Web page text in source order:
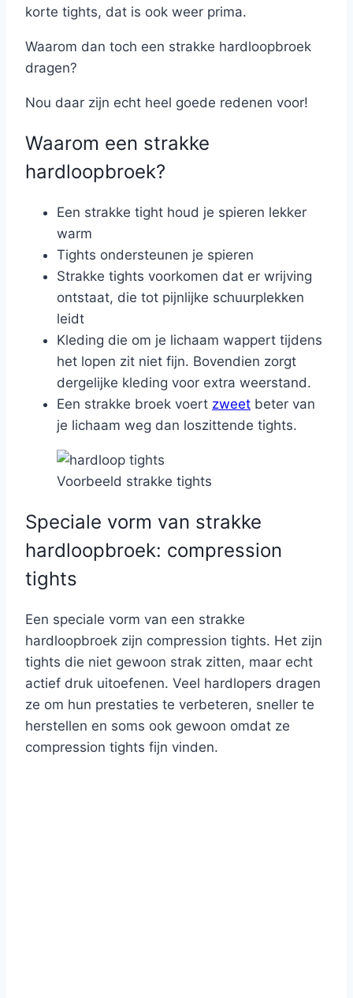
korte tights, dat is ook weer prima.
Waarom dan toch een strakke hardloopbroek
dragen?
Nou daar zijn echt heel goede redenen voor!
Waarom een strakke
hardloopbroek?
Een strakke tight houd je spieren lekker
warm
Tights ondersteunen je spieren
Strakke tights voorkomen dat er wrijving
ontstaat, die tot pijnlijke schuurplekken
leidt
Kleding die om je lichaam wappert tijdens
het lopen zit niet fijn. Bovendien zorgt
dergelijke kleding voor extra weerstand.
Een strakke broek voert zweet beter van
je lichaam weg dan loszittende tights.
Voorbeeld strakke tights
Speciale vorm van strakke
hardloopbroek: compression
tights
Een speciale vorm van een strakke
hardloopbroek zijn compression tights. Het zijn
tights die niet gewoon strak zitten, maar echt
actief druk uitoefenen. Veel hardlopers dragen
ze om hun prestaties te verbeteren, sneller te
herstellen en soms ook gewoon omdat ze
compression tights fijn vinden.